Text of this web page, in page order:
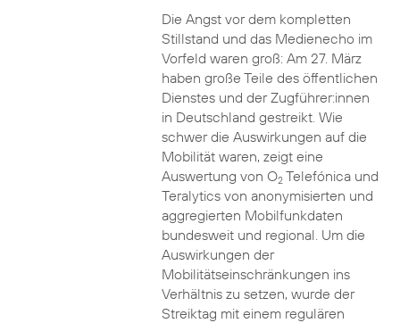
Die Angst vor dem kompletten
Stillstand und das Medienecho im
Vorfeld waren groß: Am 27. März
haben große Teile des öffentlichen
Dienstes und der Zugführer:innen
in Deutschland gestreikt. Wie
schwer die Auswirkungen auf die
Mobilität waren, zeigt eine
Auswertung von O2Telefónica und
Teralytics von anonymisierten und
aggregierten Mobilfunkdaten
bundesweit und regional. Um die
Auswirkungen der
Mobilitätseinschränkungen ins
Verhältnis zu setzen, wurde der
Streiktag mit einem regulären